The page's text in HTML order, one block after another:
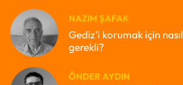
NAZIM ŞAFAK
Gediz’i korumak için
gerekli?
ÖNDER AYDIN